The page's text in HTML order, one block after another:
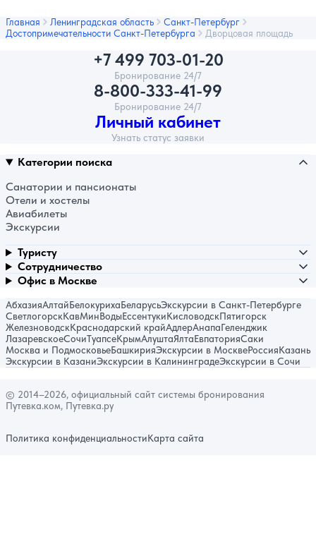
Главная Ленинградская область
Санкт-Петербург
Достопримечательности Санкт-Петербурга
Дворцовая площадь
+7 499 703-01-20
Бронирование 24/7
8-800-333-41-99
Бронирование 24/7
Личный кабинет
Узнать статус заявки
Категории поиска
Санатории и пансионаты
Отели и хостелы
Авиабилеты
Экскурсии
Туристу
Сотрудничество
Офис в Москве
АбхазияАлтайБелокурихаБеларусьЭкскурсии в Санкт-Петербурге
СветлогорскКавМинВодыЕссентукиКисловодскПятигорск
ЖелезноводскКраснодарский крайАдлерАнапаГеленджик
ЛазаревскоеСочиТуапсеКрымАлуштаЯлтаЕвпаторияСаки
Москва и ПодмосковьеБашкирияЭкскурсии в МосквеРоссияКазань
Экскурсии в КазаниЭкскурсии в КалининградеЭкскурсии в Сочи
© 2014–2026, официальный сайт системы бронирования
Путевка.ком, Путевка.ру
Политика конфиденциальностиКарта сайта